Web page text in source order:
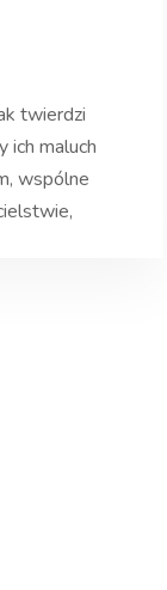
twierdzi
ich maluch
wspólne